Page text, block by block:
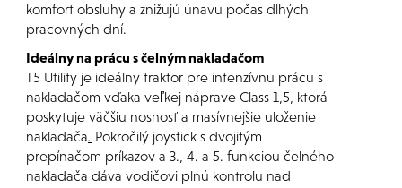
komfort obsluhy a znižujú únavu počas dlhých
pracovných dní.
Ideálny na prácu s čelným nakladačom
T5 Utility je ideálny traktor pre intenzívnu prácu s
nakladačom vďaka veľkej náprave Class 1,5, ktorá
poskytuje väčšiu nosnosť a masívnejšie uloženie
nakladača. Pokročilý joystick s dvojitým
prepínačom príkazov a 3., 4. a 5. funkciou čelného
nakladača dáva vodičovi plnú kontrolu nad